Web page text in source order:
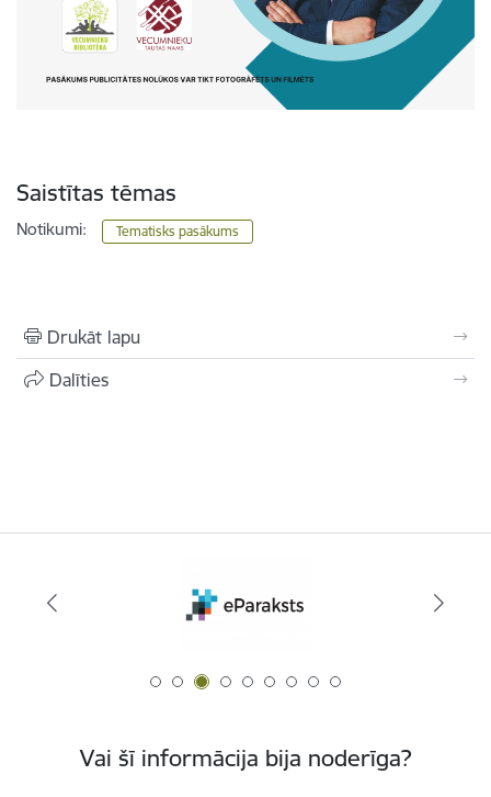
Saistītas tēmas
Notikumi: Tematisks pasākums
Drukāt lapu
Dalīties
Vai šī informācija bija noderīga?